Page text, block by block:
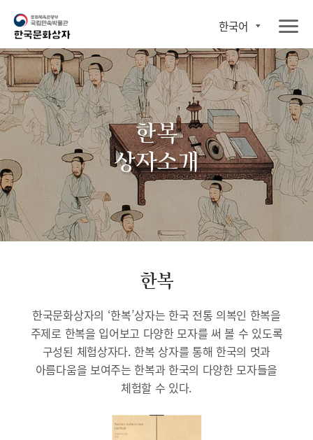
한국어
한복
상자소개
한복
한국문화상자의 ‘한복’상자는 한국 전통 의복인 한복을
주제로 한복을 입어보고 다양한 모자를 써 볼 수 있도록
구성된 체험상자다. 한복 상자를 통해 한국의 멋과
아름다움을 보여주는 한복과 한국의 다양한 모자들을
체험할 수 있다.